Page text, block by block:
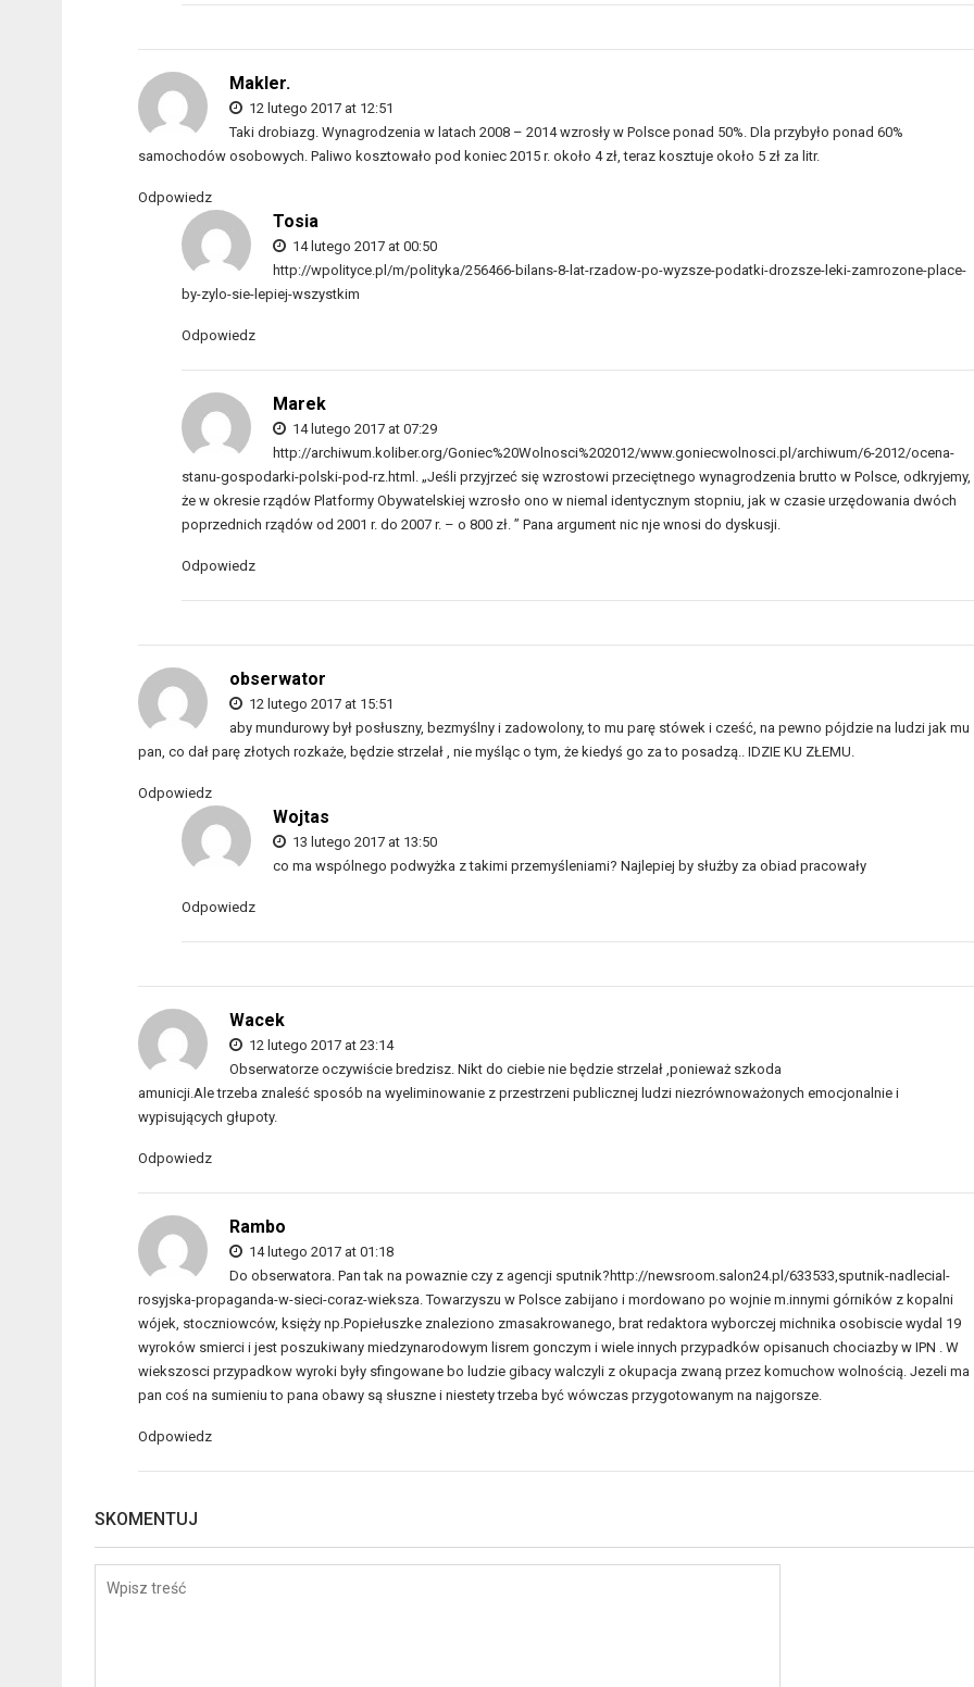
Makler.
12 lutego 2017 at 12:51
Taki drobiazg. Wynagrodzenia w latach 2008 – 2014 wzrosły w Polsce ponad 50%. Dla przybyło ponad 60%
samochodów osobowych. Paliwo kosztowało pod koniec 2015 r. około 4 zł, teraz kosztuje około 5 zł za litr.
Odpowiedz
Tosia
14 lutego 2017 at 00:50
http://wpolityce.pl/m/polityka/256466-bilans-8-lat-rzadow-po-wyzsze-podatki-drozsze-leki-zamrozone-place-
by-zylo-sie-lepiej-wszystkim
Odpowiedz
Marek
14 lutego 2017 at 07:29
http://archiwum.koliber.org/Goniec%20Wolnosci%202012/www.goniecwolnosci.pl/archiwum/6-2012/ocena-
stanu-gospodarki-polski-pod-rz.html. „Jeśli przyjrzeć się wzrostowi przeciętnego wynagrodzenia brutto w Polsce, odkryjemy,
że w okresie rządów Platformy Obywatelskiej wzrosło ono w niemal identycznym stopniu, jak w czasie urzędowania dwóch
poprzednich rządów od 2001 r. do 2007 r. – o 800 zł. ” Pana argument nic nje wnosi do dyskusji.
Odpowiedz
obserwator
12 lutego 2017 at 15:51
aby mundurowy był posłuszny, bezmyślny i zadowolony, to mu parę stówek i cześć, na pewno pójdzie na ludzi jak mu
pan, co dał parę złotych rozkaże, będzie strzelał , nie myśląc o tym, że kiedyś go za to posadzą.. IDZIE KU ZŁEMU.
Odpowiedz
Wojtas
13 lutego 2017 at 13:50
co ma wspólnego podwyżka z takimi przemyśleniami? Najlepiej by służby za obiad pracowały
Odpowiedz
Wacek
12 lutego 2017 at 23:14
Obserwatorze oczywiście bredzisz. Nikt do ciebie nie będzie strzelał ,ponieważ szkoda
amunicji.Ale trzeba znaleść sposób na wyeliminowanie z przestrzeni publicznej ludzi niezrównoważonych emocjonalnie i
wypisujących głupoty.
Odpowiedz
Rambo
14 lutego 2017 at 01:18
Do obserwatora. Pan tak na powaznie czy z agencji sputnik?http://newsroom.salon24.pl/633533,sputnik-nadlecial-
rosyjska-propaganda-w-sieci-coraz-wieksza. Towarzyszu w Polsce zabijano i mordowano po wojnie m.innymi górników z kopalni
wójek, stoczniowców, księży np.Popiełuszke znaleziono zmasakrowanego, brat redaktora wyborczej michnika osobiscie wydal 19
wyroków smierci i jest poszukiwany miedzynarodowym lisrem gonczym i wiele innych przypadków opisanuch chociazby w IPN . W
wiekszosci przypadkow wyroki były sfingowane bo ludzie gibacy walczyli z okupacja zwaną przez komuchow wolnością. Jezeli ma
pan coś na sumieniu to pana obawy są słuszne i niestety trzeba być wówczas przygotowanym na najgorsze.
Odpowiedz
SKOMENTUJ